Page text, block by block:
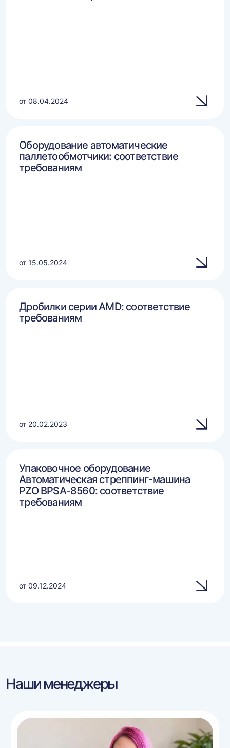
от 08.04.2024
Оборудование автоматические
паллетообмотчики: соответствие
требованиям
от 15.05.2024
Дробилки серии AMD: соответствие
требованиям
от 20.02.2023
Упаковочное оборудование
Автоматическая стреппинг-машина
PZO BPSA-8560: соответствие
требованиям
от 09.12.2024
Наши менеджеры